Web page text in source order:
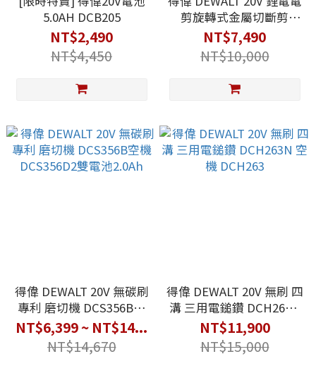
5.0AH DCB205
NT$2,490
NT$4,450
剪旋轉式金屬切斷剪
DCS496B 空機
NT$7,490
NT$10,000
得偉 DEWALT 20V 無碳刷
專利 磨切機 DCS356B空
機 DCS356D2雙電池
2.0Ah
NT$6,399 ~ NT$14...
NT$14,670
得偉 DEWALT 20V 無刷 四
溝 三用電鎚鑽 DCH263N
空機 DCH263
NT$11,900
NT$15,000